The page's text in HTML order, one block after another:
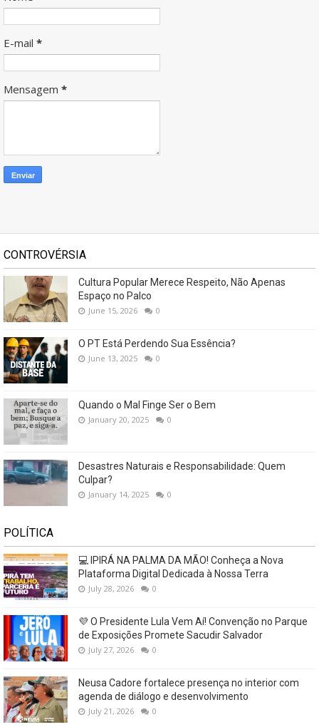
E-mail *
Mensagem *
CONTROVÉRSIA
Cultura Popular Merece Respeito, Não Apenas
Espaço no Palco
June 15, 2026 0
O PT Está Perdendo Sua Essência?
June 13, 2025 0
Quando o Mal Finge Ser o Bem
January 20, 2025 0
Desastres Naturais e Responsabilidade: Quem
Culpar?
January 14, 2025 0
POLÍTICA
💻 IPIRÁ NA PALMA DA MÃO! Conheça a Nova
Plataforma Digital Dedicada à Nossa Terra
July 28, 2026 0
💜 O Presidente Lula Vem Aí! Convenção no Parque
de Exposições Promete Sacudir Salvador
July 27, 2026 0
Neusa Cadore fortalece presença no interior com
agenda de diálogo e desenvolvimento
July 21, 2026 0